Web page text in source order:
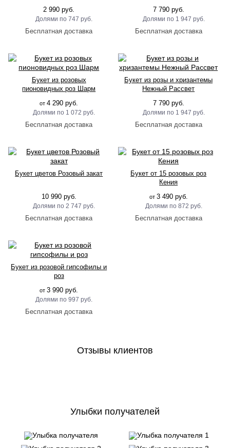
2 990 руб.
747 руб.
7 790 руб.
1 947 руб.
Букет из розовых
пионовидных роз Шарм
от4 290 руб.
1 072 руб.
Букет из розы и хризантемы
Нежный Рассвет
7 790 руб.
1 947 руб.
Букет цветов Розовый закат
10 990 руб.
2 747 руб.
Букет от 15 розовых роз
Кения
от 3 490 руб.
872 руб.
Букет из розовой гипсофилы и
роз
от3 990 руб.
997 руб.
Отзывы клиентов
Улыбки получателей